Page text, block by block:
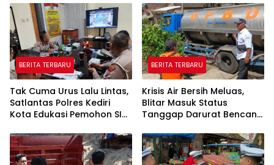
“Beliau Pejuang Keadilan
yang Vokal”
BERITA TERBARU
Tak Cuma Urus Lalu Lintas,
Satlantas Polres Kediri
Kota Edukasi Pemohon SIM
Pelatihan AI
BERITA TERBARU
Krisis Air Bersih Meluas,
Blitar Masuk Status
Tanggap Darurat Bencana